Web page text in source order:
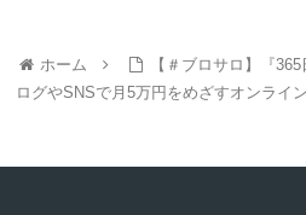
ホーム
【＃ブロサロ】『
ログやSNSで月5万円をめざすオンライン